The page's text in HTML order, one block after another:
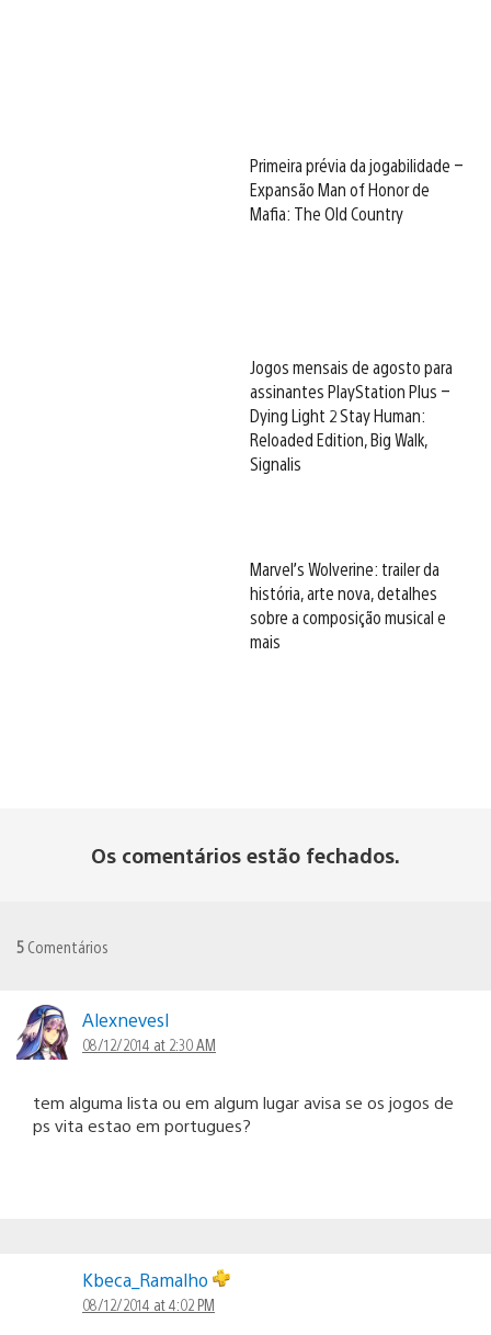
Primeira prévia da jogabilidade –
Expansão Man of Honor de
Mafia: The Old Country
Jogos mensais de agosto para
assinantes PlayStation Plus –
Dying Light 2 Stay Human:
Reloaded Edition, Big Walk,
Signalis
Marvel’s Wolverine: trailer da
história, arte nova, detalhes
sobre a composição musical e
mais
Os comentários estão fechados.
5 Comentários
Alexnevesl
08/12/2014 at 2:30 AM
tem alguma lista ou em algum lugar avisa se os jogos de
ps vita estao em portugues?
Kbeca_Ramalho
08/12/2014 at 4:02 PM